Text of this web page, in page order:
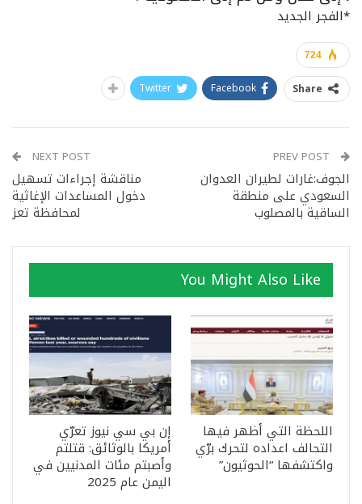
*الفجر الجديد
724
Share
Facebook
Twitter
الجوف:غارات لطيران العدوان
السعودي على منطقة
الساقية بالمصلوب
NEXT POST
مناقشة إجراءات تسهيل
دخول المساعدات الإغاثية
لمحافظة تعز
You Might Also Like
اللحظة التي أظهر فيها
التحالف اعداده لتحرك برّي
واكتشفها “الحوثيون”
إن بي سي نيوز تعرّي
أمريكا بالوثائق: قتلتم
وأصبتم مئات المدنيين في
اليمن عام 2025